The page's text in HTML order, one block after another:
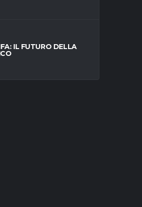
IL FUTURO DELLA